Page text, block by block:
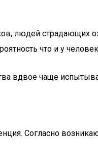
людей страдающих
что и у
вдвое чаще
Согласно